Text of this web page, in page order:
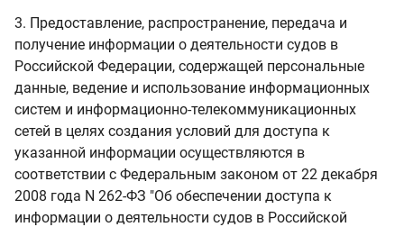
3. Предоставление, распространение, передача и
получение информации о деятельности судов в
Российской Федерации, содержащей персональные
данные, ведение и использование информационных
систем и информационно-телекоммуникационных
сетей в целях создания условий для доступа к
указанной информации осуществляются в
соответствии с Федеральным законом от 22 декабря
2008 года N 262-ФЗ "Об обеспечении доступа к
информации о деятельности судов в Российской